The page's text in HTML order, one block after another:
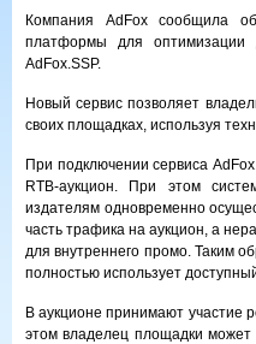
Компания AdFox сообщила об
платформы для оптимизации
AdFox.SSP.
Новый сервис позволяет
своих площадках, используя
При подключении сервиса
RTB-аукцион. При этом
издателям одновременно
часть трафика на аукцион, а
для внутреннего промо. Таким
полностью использует
В аукционе принимают участие
этом владелец площадки может